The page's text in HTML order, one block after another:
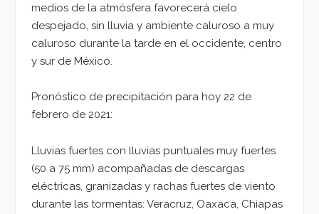
medios de la atmósfera favorecerá cielo
despejado, sin lluvia y ambiente caluroso a muy
caluroso durante la tarde en el occidente, centro
y sur de México.
Pronóstico de precipitación para hoy 22 de
febrero de 2021:
Lluvias fuertes con lluvias puntuales muy fuertes
(50 a 75 mm) acompañadas de descargas
eléctricas, granizadas y rachas fuertes de viento
durante las tormentas: Veracruz, Oaxaca, Chiapas